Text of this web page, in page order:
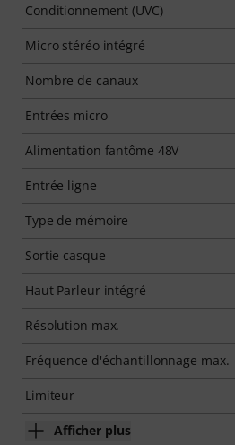
Conditionnement (UVC)
Micro stéréo intégré
Nombre de canaux
Entrées micro
Alimentation fantôme 48V
Entrée ligne
Type de mémoire
Sortie casque
Haut Parleur intégré
Résolution max.
Fréquence d'échantillonnage max.
Limiteur
Afficher plus